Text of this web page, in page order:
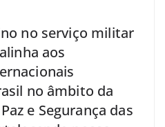
no serviço militar
aos
no âmbito da
e Segurança das